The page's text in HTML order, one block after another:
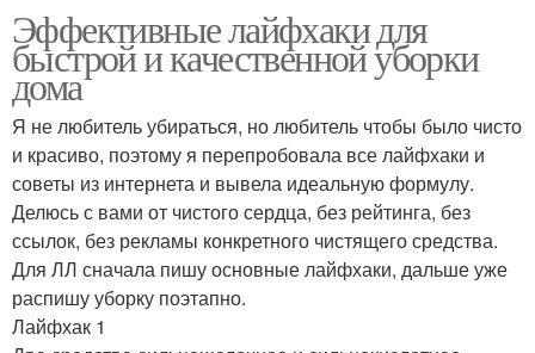
Эффективные лайфхаки для
быстрой и качественной уборки
дома
Я не любитель убираться, но любитель чтобы было чисто
и красиво, поэтому я перепробовала все лайфхаки и
советы из интернета и вывела идеальную формулу.
Делюсь с вами от чистого сердца, без рейтинга, без
ссылок, без рекламы конкретного чистящего средства.
Для ЛЛ сначала пишу основные лайфхаки, дальше уже
распишу уборку поэтапно.
Лайфхак 1